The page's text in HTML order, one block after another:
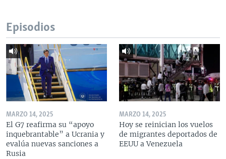
ENTRETENIMIENTO
Episodios
MARZO 14, 2025
El G7 reafirma su “apoyo
inquebrantable” a Ucrania y
evalúa nuevas sanciones a
Rusia
MARZO 14, 2025
Hoy se reinician los vuelos
de migrantes deportados de
EEUU a Venezuela